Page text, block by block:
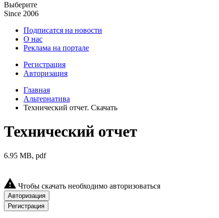
Выберите
Since 2006
Подписатся на новости
О нас
Реклама на портале
Регистрация
Авторизация
Главная
Альтернатива
Технический отчет. Скачать
Технический отчет
6.95 MB, pdf
Чтобы скачать необходимо авторизоваться
Авторизация
Регистрация